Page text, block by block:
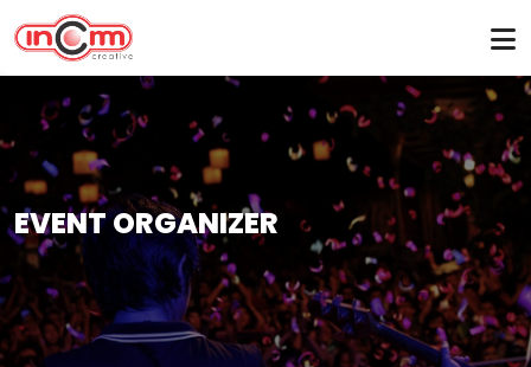
EVENT ORGANIZER